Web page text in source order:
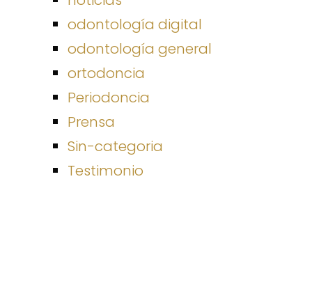
odontología digital
odontología general
ortodoncia
Periodoncia
Prensa
Sin-categoria
Testimonio